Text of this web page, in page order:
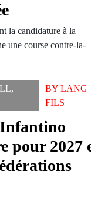
la candidature à la
une course contre-la-
,
BY LANG
FILS
pour 2027